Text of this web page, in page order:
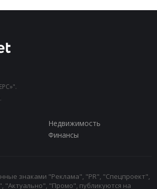
Недвижимость
Финансы
знаками "Реклама", "PR", "Спецпроект",
"Актуально", "Промо", публикуются на